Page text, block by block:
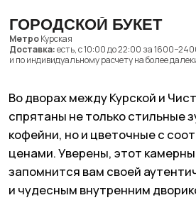
композиции, которые можно забрать
в моменте.